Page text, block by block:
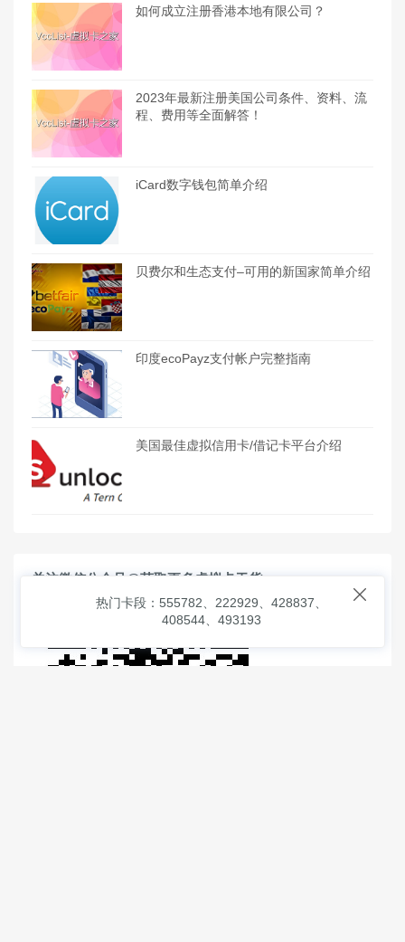
如何成立注册香港本地有限公司？
2023年最新注册美国公司条件、资料、流
程、费用等全面解答！
iCard数字钱包简单介绍
贝费尔和生态支付–可用的新国家简单介绍
印度ecoPayz支付帐户完整指南
美国最佳虚拟信用卡/借记卡平台介绍
关注微信公众号@获取更多虚拟卡干货

热门卡段：555782、222929、428837、
408544、493193